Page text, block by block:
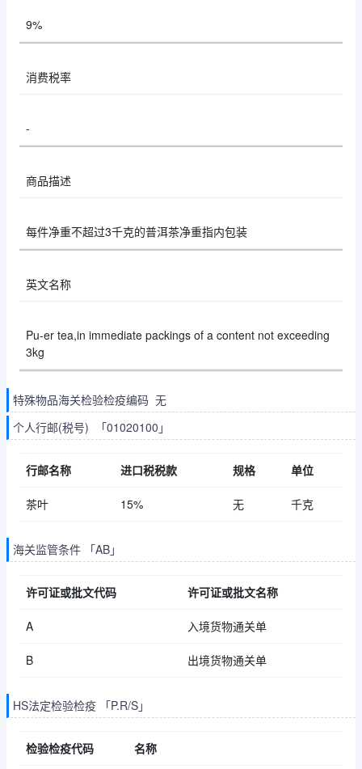
9%
消费税率
-
商品描述
每件净重不超过3千克的普洱茶净重指内包装
英文名称
Pu-er tea,in immediate packings of a content not exceeding
3kg
特殊物品海关检验检疫编码 无
个人行邮(税号) 「01020100」
行邮名称 进口税税款 规格 单位
茶叶 15% 无 千克
海关监管条件 「AB」
许可证或批文代码 许可证或批文名称
A 入境货物通关单
B 出境货物通关单
HS法定检验检疫 「P.R/S」
检验检疫代码 名称